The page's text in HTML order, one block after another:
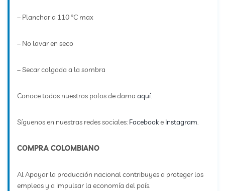
– Planchar a 110 °C max
– No lavar en seco
– Secar colgada a la sombra
Conoce todos nuestros polos de dama aquí.
Síguenos en nuestras redes sociales: Facebooke Instagram.
COMPRA COLOMBIANO
Al Apoyar la producción nacional contribuyes a proteger los
empleos y a impulsar la economía del país.